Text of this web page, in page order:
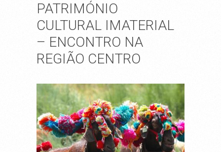
PATRIMÓNIO
CULTURAL IMATERIAL
– ENCONTRO NA
REGIÃO CENTRO